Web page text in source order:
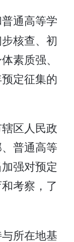
通高等学
核查、初
素质强、
定征集的
区人民政
普通高等
强对预定
考察，了
所在地基